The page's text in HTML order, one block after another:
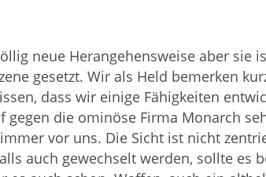
neue Herangehensweise aber sie
gesetzt. Wir als Held bemerken
dass wir einige Fähigkeiten
die ominöse Firma Monarch
vor uns. Die Sicht ist nicht
auch gewechselt werden, sollte es